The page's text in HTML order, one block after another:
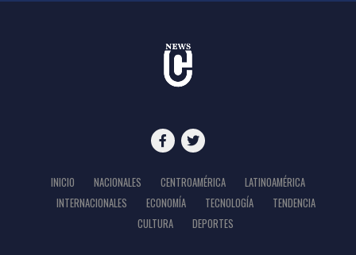
INICIO NACIONALES CENTROAMÉRICA
LATINOAMÉRICA
INTERNACIONALES
ECONOMÍA TECNOLOGÍA
TENDENCIA
CULTURA
DEPORTES